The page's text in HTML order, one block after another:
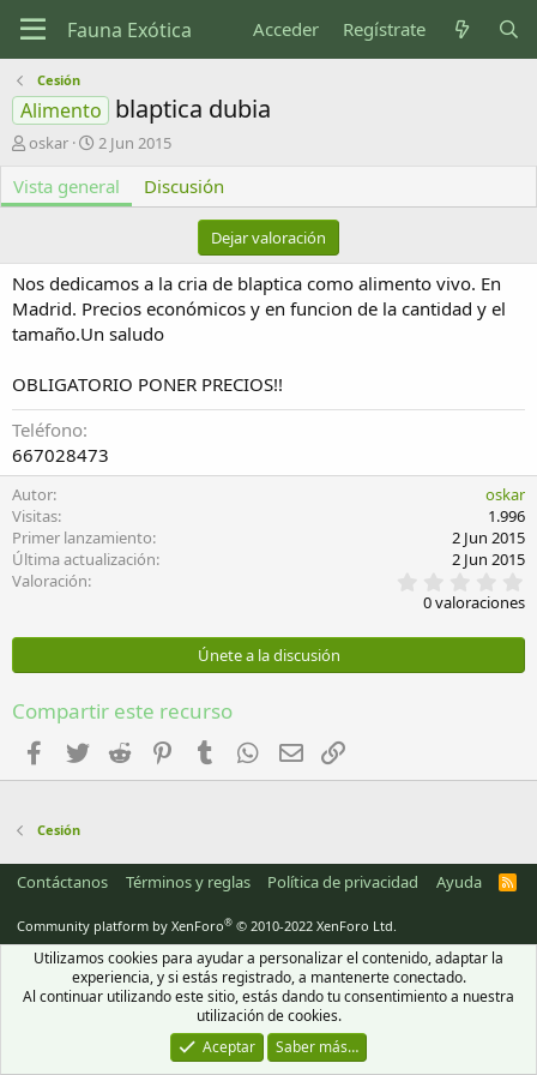
Acceder Regístrate
Cesión
Alimento blaptica dubia
A
t
o
oskar
F
c
h
c
r
e
c
2 Jun 2015
Vista general Discusión
Dejar valoración
Nos dedicamos a la cria de blaptica como alimento vivo. En
Madrid. Precios económicos y en funcion de la cantidad y el
tamaño.Un saludo
OBLIGATORIO PONER PRECIOS!!
Teléfono
667028473
Autor
oskar
Visitas
1.996
Primer lanzamiento
2 Jun 2015
Última actualización
2 Jun 2015
Valoración
,
0
s
a
0 valoraciones
Únete a la discusión
Compartir este recurso
Facebook
Twitter Reddit PinterestTumblr WhatsApp
Email
Cesión
Contáctanos Términos y reglas Política de privacidad Ayuda
R
Community platform by XenForo® © 2010-2022 XenForo Ltd.
Utilizamos cookies para ayudar a personalizar el contenido, adaptar la
experiencia, y si estás registrado, a mantenerte conectado.
Al continuar utilizando este sitio, estás dando tu consentimiento a nuestra
utilización de cookies.
Aceptar
Saber más…